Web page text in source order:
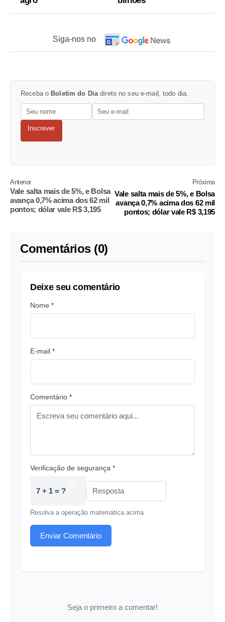
Siga-nos no
Receba o Boletim do Diadireto no seu e-mail, todo dia.
Inscrever
Anterior
Vale salta mais de 5%, e Bolsa
avança 0,7% acima dos 62 mil
pontos; dólar vale R$ 3,195
Próxima
Vale salta mais de 5%, e Bolsa
avança 0,7% acima dos 62 mil
pontos; dólar vale R$ 3,195
Comentários (0)
Deixe seu comentário
Nome *
E-mail *
Comentário *
Verificação de segurança *
7 + 1 = ?
Resolva a operação matemática acima
Enviar Comentário
Seja o primeiro a comentar!